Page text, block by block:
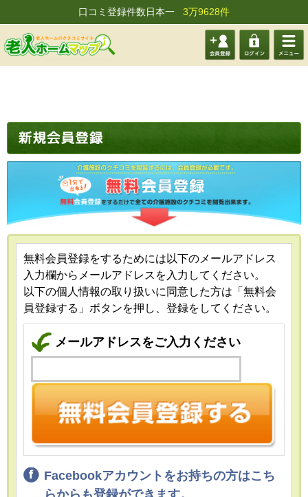
口コミ登録件数日本一 3万9628件
会員登 ログイ メニュ
無料会員登録をするためには以下のメールアドレス
入力欄からメールアドレスを入力してください。
以下の個人情報の取り扱いに同意した方は「無料会
員登録する」ボタンを押し、登録をしてください。
メールアドレスをご入力ください
Facebookアカウントをお持ちの方はこち
らからも登録ができます。